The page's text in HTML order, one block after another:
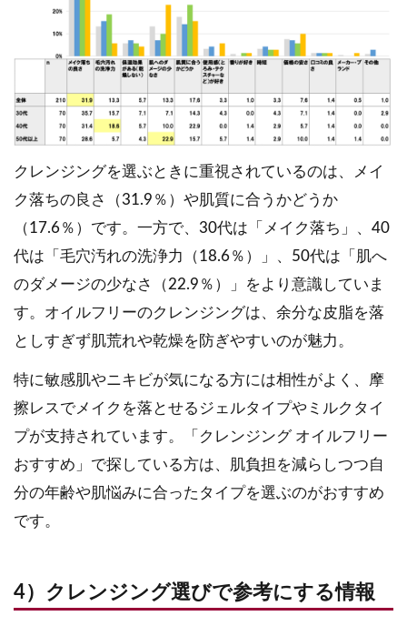
クレンジングを選ぶときに重視されているのは、メイ
ク落ちの良さ（31.9％）や肌質に合うかどうか
（17.6％）です。一方で、30代は「メイク落ち」、40
代は「毛穴汚れの洗浄力（18.6％）」、50代は「肌へ
のダメージの少なさ（22.9％）」をより意識していま
す。オイルフリーのクレンジングは、余分な皮脂を落
としすぎず肌荒れや乾燥を防ぎやすいのが魅力。
特に敏感肌やニキビが気になる方には相性がよく、摩
擦レスでメイクを落とせるジェルタイプやミルクタイ
プが支持されています。「クレンジング オイルフリー
おすすめ」で探している方は、肌負担を減らしつつ自
分の年齢や肌悩みに合ったタイプを選ぶのがおすすめ
です。
4）クレンジング選びで参考にする情報